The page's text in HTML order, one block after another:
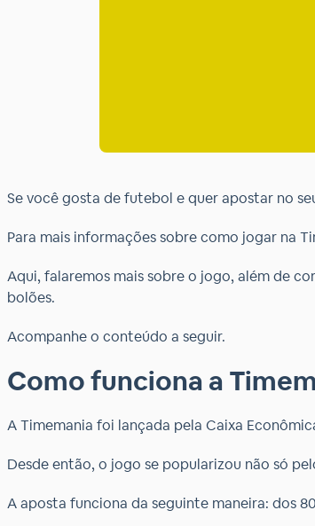
Se você gosta de futebol e quer apostar no
Para mais informações sobre como jogar na
Aqui, falaremos mais sobre o jogo, além de
bolões.
Acompanhe o conteúdo a seguir.
Como funciona a
A Timemania foi lançada pela Caixa
Desde então, o jogo se popularizou não só
A aposta funciona da seguinte maneira: dos